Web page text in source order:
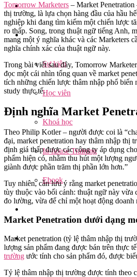
Sự kiện
Học viên
Khoá học
In-house Training
Ebook
Tomorrow Marketers – Market
thị trường, là lựa chọn hàng đầu của hầu
nghiệp khi đang tìm kiếm một chiến lược
ro thấp. Song, trong thuật ngữ tiếng Anh,
mang một ý nghĩa khác và các Marketers
nghĩa chính xác của thuật ngữ này.
Trong bài viết sau đây, Tomorrow
đọc một cái nhìn tổng quan về market
tích những chiến lược thâm nhập phổ biến
study thực tế.
Định nghĩa Market
Theo Philip Kotler – người được coi là
đại, market penetration hay thâm nhập thị
định giá thấp được các công ty áp dụng
phẩm hiện có, nhằm thu hút một lượng
giành được phần trăm thị phần lớn hơn.”
Tuy nhiên, cần lưu ý rằng market
tùy thuộc vào bối cảnh: thuật ngữ này vừa
đo lường, vừa để chỉ một hoạt động doanh
Market Penetration dưới dạng
Market penetration (tỷ lệ thâm nhập thị
lượng sản phẩm đang được bán trên thực
trường ước tính cho sản phẩm đó, được
Tỷ lệ thâm nhập thị trường được tính theo